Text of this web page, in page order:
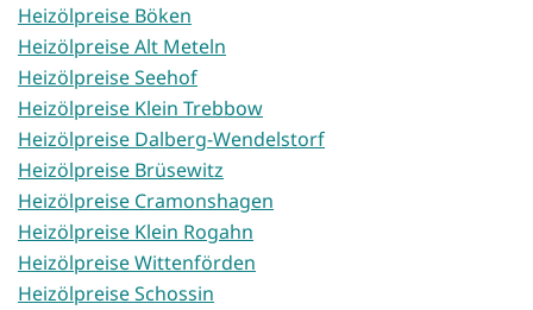
Heizölpreise Böken
Heizölpreise Alt Meteln
Heizölpreise Seehof
Heizölpreise Klein Trebbow
Heizölpreise Dalberg-Wendelstorf
Heizölpreise Brüsewitz
Heizölpreise Cramonshagen
Heizölpreise Klein Rogahn
Heizölpreise Wittenförden
Heizölpreise Schossin